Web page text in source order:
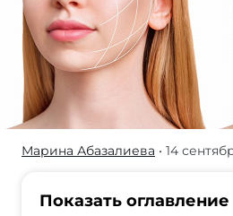
Идеальная
собирательный
Марина Абазалиева • 14
Показать оглавление